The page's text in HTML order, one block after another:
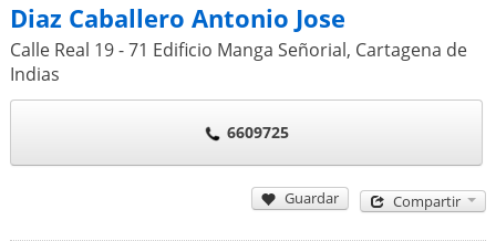
Diaz Caballero Antonio Jose
Calle Real 19 - 71 Edificio Manga Señorial, Cartagena de
Indias
6609725
Guardar Compartir